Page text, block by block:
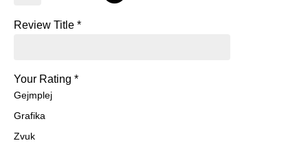
Review Title *
Your Rating *
Gejmplej
Grafika
Zvuk